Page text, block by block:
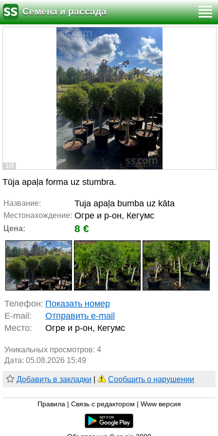
Семена и рассада
1/3
Tūja apaļa forma uz stumbra.
Название: Tuja apaļa bumba uz kāta
Местонахождение: Огре и р-он, Кегумс
Цена: 8 €
Телефон: Показать номер
E-mail:
Отправить e-mail
Место:
Огре и р-он, Кегумс
Уникальных просмотров: 4
Дата: 05.08.2026 15:49
Добавить в закладки Сообщить о нарушении
Правила Связь с редактором Www версия